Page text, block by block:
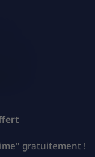
gratuitement !